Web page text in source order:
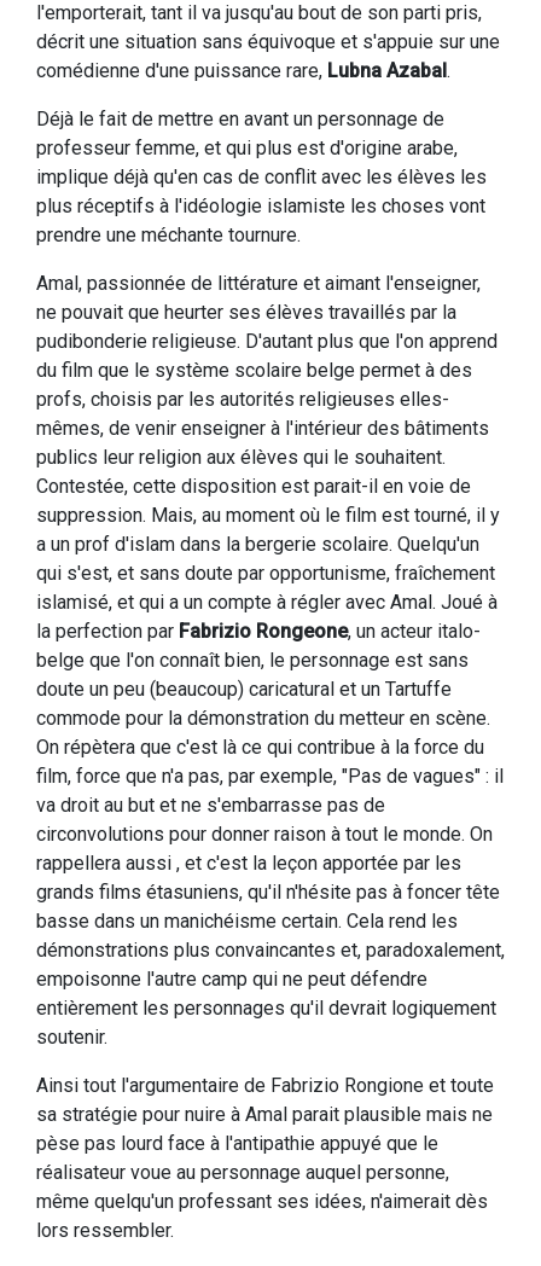
l'emporterait, tant il va jusqu'au bout de son parti pris,
décrit une situation sans équivoque et s'appuie sur une
comédienne d'une puissance rare, Lubna Azabal.
Déjà le fait de mettre en avant un personnage de
professeur femme, et qui plus est d'origine arabe,
implique déjà qu'en cas de conflit avec les élèves les
plus réceptifs à l'idéologie islamiste les choses vont
prendre une méchante tournure.
Amal, passionnée de littérature et aimant l'enseigner,
ne pouvait que heurter ses élèves travaillés par la
pudibonderie religieuse. D'autant plus que l'on apprend
du film que le système scolaire belge permet à des
profs, choisis par les autorités religieuses elles-
mêmes, de venir enseigner à l'intérieur des bâtiments
publics leur religion aux élèves qui le souhaitent.
Contestée, cette disposition est parait-il en voie de
suppression. Mais, au moment où le film est tourné, il y
a un prof d'islam dans la bergerie scolaire. Quelqu'un
qui s'est, et sans doute par opportunisme, fraîchement
islamisé, et qui a un compte à régler avec Amal. Joué à
la perfection par Fabrizio Rongeone, un acteur italo-
belge que l'on connaît bien, le personnage est sans
doute un peu (beaucoup) caricatural et un Tartuffe
commode pour la démonstration du metteur en scène.
On répètera que c'est là ce qui contribue à la force du
film, force que n'a pas, par exemple, "Pas de vagues" : il
va droit au but et ne s'embarrasse pas de
circonvolutions pour donner raison à tout le monde. On
rappellera aussi , et c'est la leçon apportée par les
grands films étasuniens, qu'il n'hésite pas à foncer tête
basse dans un manichéisme certain. Cela rend les
démonstrations plus convaincantes et, paradoxalement,
empoisonne l'autre camp qui ne peut défendre
entièrement les personnages qu'il devrait logiquement
soutenir.
Ainsi tout l'argumentaire de Fabrizio Rongione et toute
sa stratégie pour nuire à Amal parait plausible mais ne
pèse pas lourd face à l'antipathie appuyé que le
réalisateur voue au personnage auquel personne,
même quelqu'un professant ses idées, n'aimerait dès
lors ressembler.